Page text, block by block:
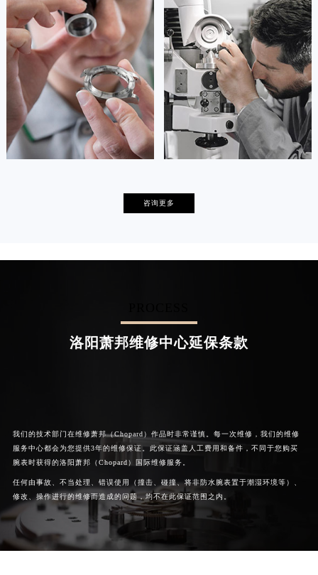
资深萧邦技师
是萧邦售后服务中心
(萧邦保养中心)
的高级技师之一
Tianjin Chopard Maintain center
 天津萧邦维修
资深萧邦技师
是萧邦售后服务中心
(萧邦保养中心)
的高级技师之一
Nanjing Chopard Maintain center
 上海萧邦保养
卡罗琳·卡桑德拉 辛迪·克莱门特
资深萧邦技师
咨询更多
洛阳萧邦维修中心延保条款
我们的技术部门在维修萧邦（Chopard）作品时非常谨慎。每一次维修，我们的维修
服务中心都会为您提供3年的维修保证。此保证涵盖人工费用和备件，不同于您购买
腕表时获得的洛阳萧邦（Chopard）国际维修服务。
任何由事故、不当处理、错误使用（撞击、碰撞、将非防水腕表置于潮湿环境等）、
修改、操作进行的维修而造成的问题，均不在此保证范围之内。